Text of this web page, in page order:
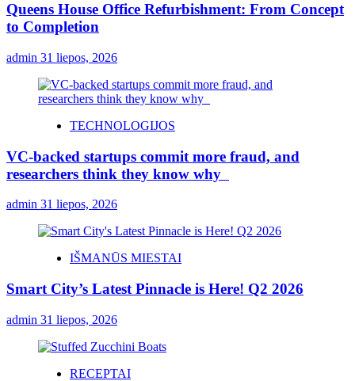
Queens House Office Refurbishment: From Concept
to Completion
admin 31 liepos, 2026
TECHNOLOGIJOS
VC-backed startups commit more fraud, and
researchers think they know why
admin 31 liepos, 2026
IŠMANŪS MIESTAI
Smart City’s Latest Pinnacle is Here! Q2 2026
admin 31 liepos, 2026
RECEPTAI